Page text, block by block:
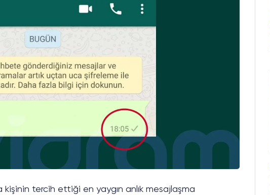
tercih ettiği en yaygın anlık mesajlaşma